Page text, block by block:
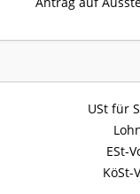
USt für
ESt-
KöSt-